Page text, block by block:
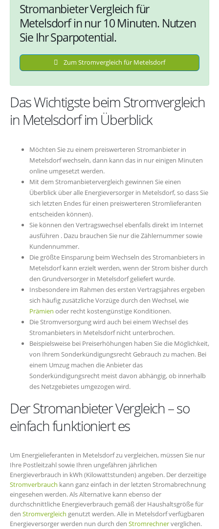
Stromanbieter Vergleich für
Metelsdorf in nur 10 Minuten. Nutzen
Sie Ihr Sparpotential.
Zum Stromvergleich für Metelsdorf
Das Wichtigste beim Stromvergleich
in Metelsdorf im Überblick
Möchten Sie zu einem preiswerteren Stromanbieter in
Metelsdorf wechseln, dann kann das in nur einigen Minuten
online umgesetzt werden.
Mit dem Stromanbietervergleich gewinnen Sie einen
Überblick über alle Energieversorger in Metelsdorf, so dass Sie
sich letzten Endes für einen preiswerteren Stromlieferanten
entscheiden können}.
Sie können den Vertragswechsel ebenfalls direkt im Internet
ausführen . Dazu brauchen Sie nur die Zählernummer sowie
Kundennummer.
Die größte Einsparung beim Wechseln des Stromanbieters in
Metelsdorf kann erzielt werden, wenn der Strom bisher durch
den Grundversorger in Metelsdorf geliefert wurde.
Insbesondere im Rahmen des ersten Vertragsjahres ergeben
sich häufig zusätzliche Vorzüge durch den Wechsel, wie
Prämien oder recht kostengünstige Konditionen.
Die Stromversorgung wird auch bei einem Wechsel des
Stromanbieters in Metelsdorf nicht unterbrochen.
Beispielsweise bei Preiserhöhungen haben Sie die Möglichkeit,
von Ihrem Sonderkündigungsrecht Gebrauch zu machen. Bei
einem Umzug machen die Anbieter das
Sonderkündigungsrecht meist davon abhängig, ob innerhalb
des Netzgebietes umgezogen wird.
Der Stromanbieter Vergleich – so
einfach funktioniert es
Um Energielieferanten in Metelsdorf zu vergleichen, müssen Sie nur
Ihre Postleitzahl sowie Ihren ungefähren jährlichen
Energieverbrauch in kWh (Kilowattstunden) angeben. Der derzeitige
Stromverbrauch kann ganz einfach in der letzten Stromabrechnung
eingesehen werden. Als Alternative kann ebenso der
durchschnittliche Energieverbrauch gemäß der Haushaltsgröße für
den Stromvergleich genutzt werden. Alle in Metelsdorf verfügbaren
Energieversorger werden nun durch den Stromrechnerverglichen.